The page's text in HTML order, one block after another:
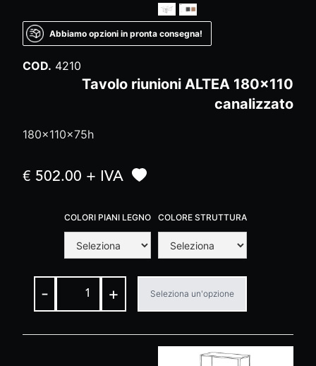
Abbiamo opzioni in pronta consegna!
COD. 4210
Tavolo riunioni ALTEA 180x110
canalizzato
180x110x75h
€ 502.00 + IVA
COLORI PIANI LEGNO COLORE STRUTTURA
- + Seleziona un'opzione